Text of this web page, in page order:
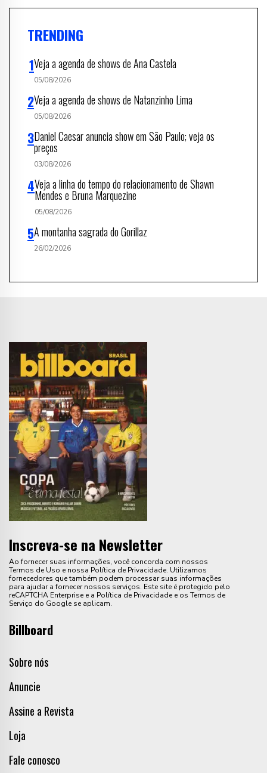
TRENDING
Veja a agenda de shows de Ana Castela
05/08/2026
Veja a agenda de shows de Natanzinho Lima
05/08/2026
Daniel Caesar anuncia show em São Paulo; veja os
preços
03/08/2026
Veja a linha do tempo do relacionamento de Shawn
Mendes e Bruna Marquezine
05/08/2026
A montanha sagrada do Gorillaz
26/02/2026
Inscreva-se na Newsletter
Ao fornecer suas informações, você concorda com nossos
Termos de Uso e nossa Política de Privacidade. Utilizamos
fornecedores que também podem processar suas informações
para ajudar a fornecer nossos serviços. Este site é protegido pelo
reCAPTCHA Enterprise e a Política de Privacidade e os Termos de
Serviço do Google se aplicam.
Billboard
Sobre nós
Anuncie
Assine a Revista
Loja
Fale conosco